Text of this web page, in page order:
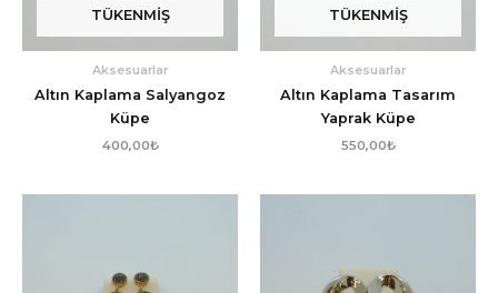
TÜKENMIŞ
Aksesuarlar
Altın Kaplama Salyangoz
Küpe
400,00₺
TÜKENMIŞ
Aksesuarlar
Altın Kaplama Tasarım
Yaprak Küpe
550,00₺